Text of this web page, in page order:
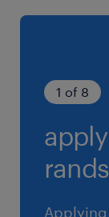
土日祝日
就業時間
8:00-17:00
生産状況に
1 of 8
Applying